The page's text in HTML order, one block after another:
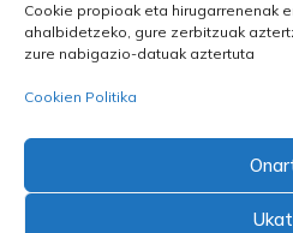
Cookie propioak eta hirugarrenenak
ahalbidetzeko, gure zerbitzuak
zure nabigazio-datuak aztertuta
Cookien Politika
Pribatutasun Oharra|